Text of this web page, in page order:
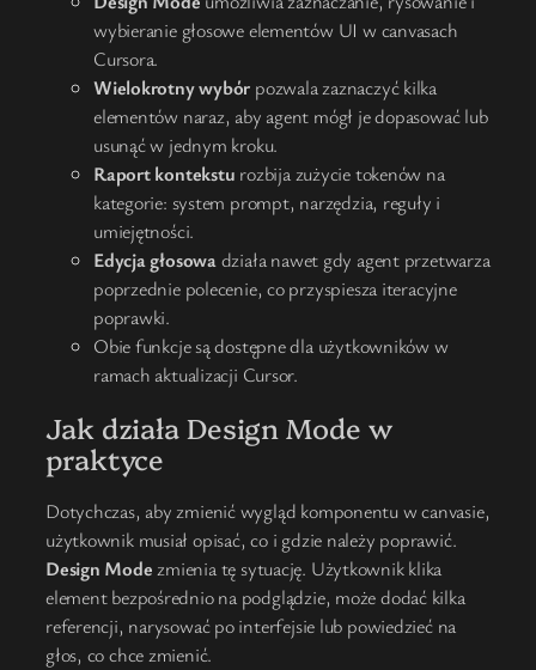
wybieranie głosowe elementów UI w canvasach
Cursora.
Wielokrotny wybór pozwala zaznaczyć kilka
elementów naraz, aby agent mógł je dopasować lub
usunąć w jednym kroku.
Raport kontekstu rozbija zużycie tokenów na
kategorie: system prompt, narzędzia, reguły i
umiejętności.
Edycja głosowadziała nawet gdy agent przetwarza
poprzednie polecenie, co przyspiesza iteracyjne
poprawki.
Obie funkcje są dostępne dla użytkowników w
ramach aktualizacji Cursor.
Jak działa Design Mode w
praktyce
Dotychczas, aby zmienić wygląd komponentu w canvasie,
użytkownik musiał opisać, co i gdzie należy poprawić.
Design Modezmienia tę sytuację. Użytkownik klika
element bezpośrednio na podglądzie, może dodać kilka
referencji, narysować po interfejsie lub powiedzieć na
głos, co chce zmienić.